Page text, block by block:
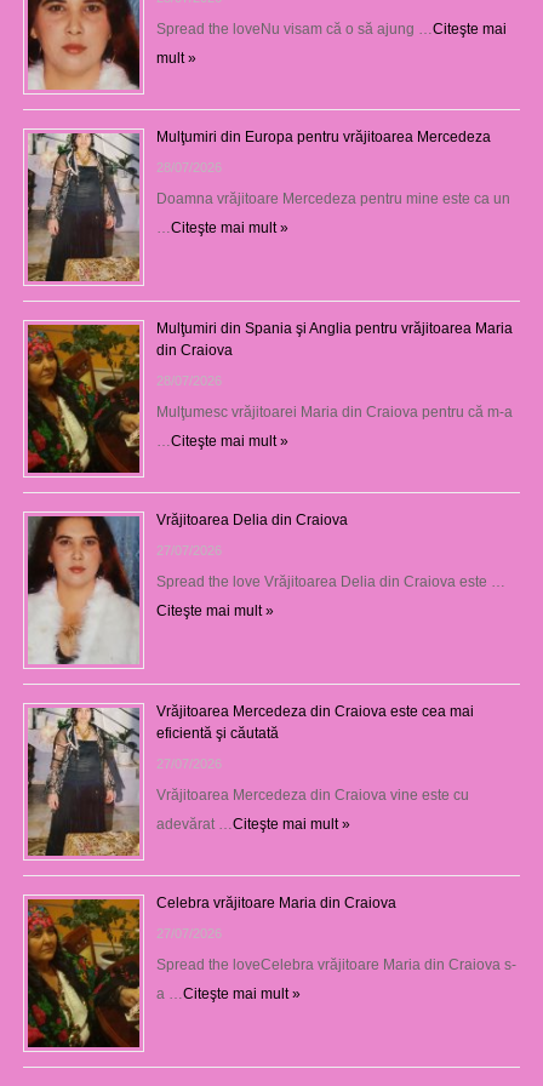
Spread the loveNu visam că o să ajung …Citeşte mai
mult »
Mulţumiri din Europa pentru vrăjitoarea Mercedeza
28/07/2026
Doamna vrăjitoare Mercedeza pentru mine este ca un
…Citeşte mai mult »
Mulţumiri din Spania şi Anglia pentru vrăjitoarea Maria
din Craiova
28/07/2026
Mulţumesc vrăjitoarei Maria din Craiova pentru că m-a
…Citeşte mai mult »
Vrăjitoarea Delia din Craiova
27/07/2026
Spread the love Vrăjitoarea Delia din Craiova este …
Citeşte mai mult »
Vrăjitoarea Mercedeza din Craiova este cea mai
eficientă şi căutată
27/07/2026
Vrăjitoarea Mercedeza din Craiova vine este cu
adevărat …Citeşte mai mult »
Celebra vrăjitoare Maria din Craiova
27/07/2026
Spread the loveCelebra vrăjitoare Maria din Craiova s-
a …Citeşte mai mult »